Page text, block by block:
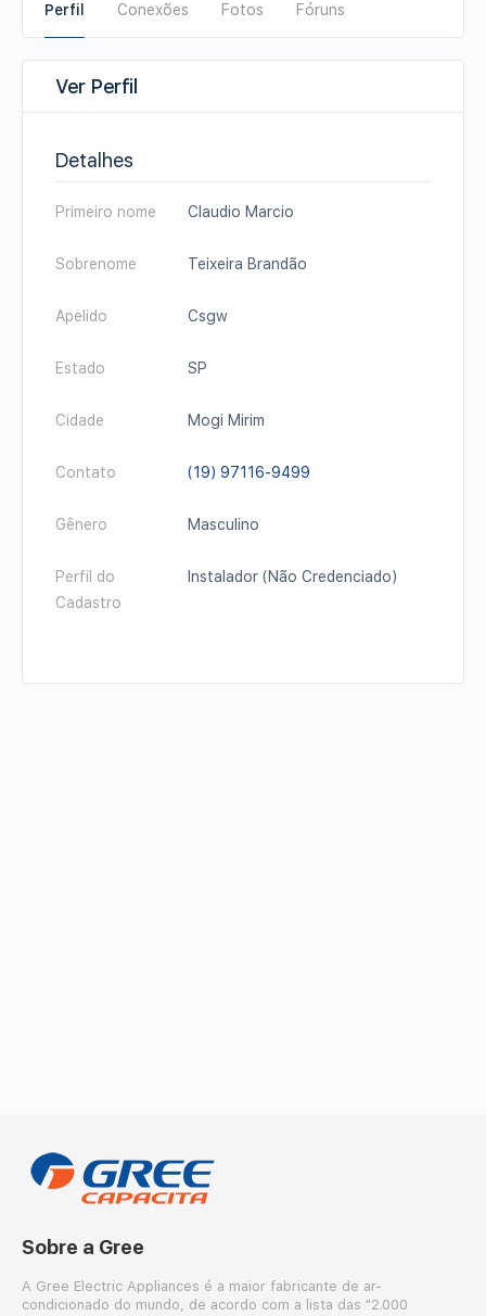
Perfil Conexões Fotos Fóruns
Ver Perfil
Detalhes
Primeiro nome Claudio Marcio
Sobrenome Teixeira Brandão
Apelido Csgw
Estado SP
Cidade Mogi Mirim
Contato (19) 97116-9499
Gênero Masculino
Perfil do
Cadastro
Instalador (Não Credenciado)
Sobre a Gree
A Gree Electric Appliances é a maior fabricante de ar-
condicionado do mundo, de acordo com a lista das "2.000